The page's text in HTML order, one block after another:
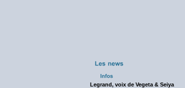
Legrand, voix de Vegeta & Seiya